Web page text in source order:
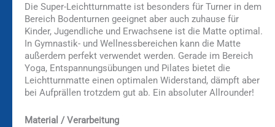
Die Super-Leichtturnmatte ist besonders für Turner in dem
Bereich Bodenturnen geeignet aber auch zuhause für
Kinder, Jugendliche und Erwachsene ist die Matte optimal.
In Gymnastik- und Wellnessbereichen kann die Matte
außerdem perfekt verwendet werden. Gerade im Bereich
Yoga, Entspannungsübungen und Pilates bietet die
Leichtturnmatte einen optimalen Widerstand, dämpft aber
bei Aufprällen trotzdem gut ab. Ein absoluter Allrounder!
Material / Verarbeitung